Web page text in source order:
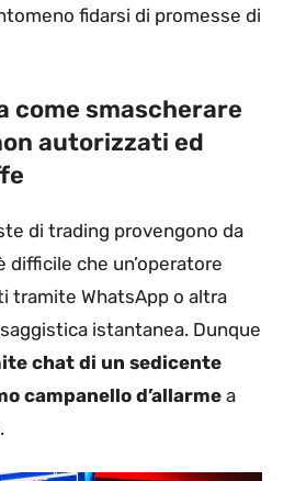
fidarsi di promesse di
come smascherare
autorizzati ed
di trading provengono da
che un’operatore
tramite WhatsApp o altra
istantanea. Dunque
chat di un sedicente
campanello d’allarmea